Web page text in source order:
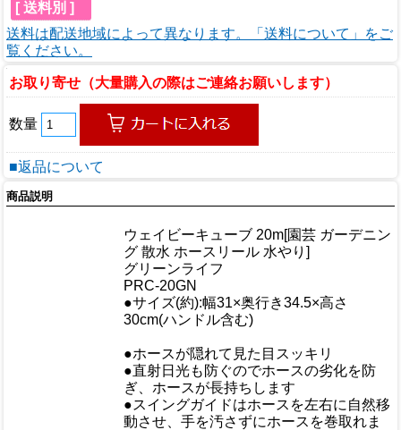
[ 送料別 ]
送料は配送地域によって異なります。「送料について」をご
覧ください。
お取り寄せ（大量購入の際はご連絡お願いします）
数量
■返品について
商品説明
ウェイビーキューブ 20m[園芸 ガーデニン
グ 散水 ホースリール 水やり]
グリーンライフ
PRC-20GN
●サイズ(約):幅31×奥行き34.5×高さ
30cm(ハンドル含む)
●ホースが隠れて見た目スッキリ
●直射日光も防ぐのでホースの劣化を防
ぎ、ホースが長持ちします
●スイングガイドはホースを左右に自然移
動させ、手を汚さずにホースを巻取れま